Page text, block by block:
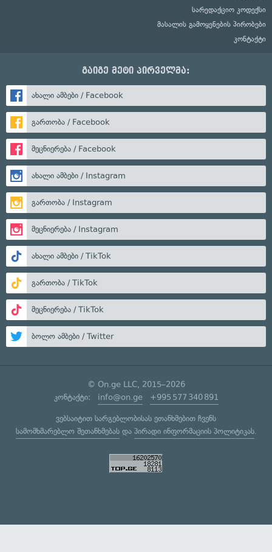
სარედაქციო კოდექსი
მასალის გამოყენების პირობები
კონტაქტი
გაიგე მეტი პირველმა:
ახალი ამბები / Facebook
გართობა / Facebook
მეცნიერება / Facebook
ახალი ამბები / Instagram
გართობა / Instagram
მეცნიერება / Instagram
ახალი ამბები / TikTok
გართობა / TikTok
მეცნიერება / TikTok
ბოლო ამბები / Twitter
© On.ge LLC, 2015–2026
კონტაქტი: info@on.ge +995 577 340 891
ვებსაიტით სარგებლობისას ეთანხმებით ჩვენს
სამომხმარებლო შეთანხმებასდა პირადი ინფორმაციის პოლიტიკას.